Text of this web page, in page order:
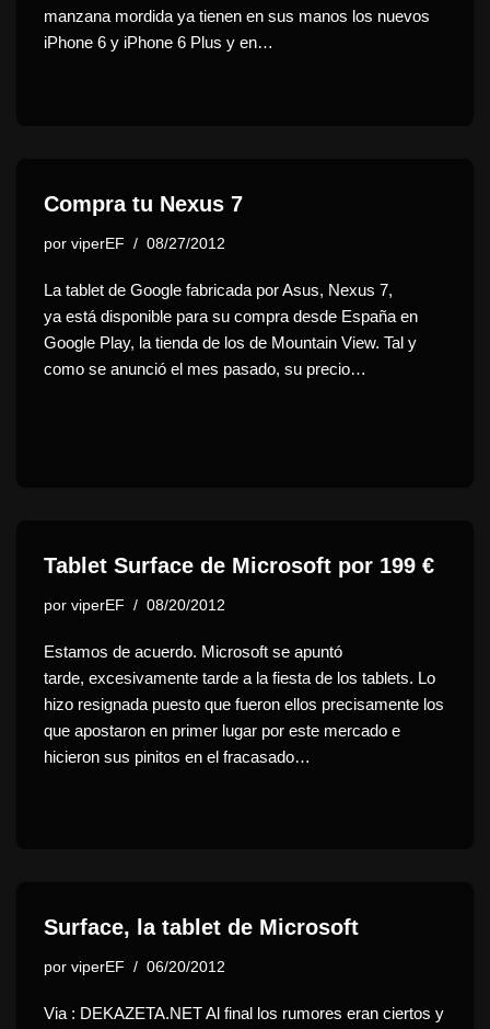
manzana mordida ya tienen en sus manos los nuevos
iPhone 6 y iPhone 6 Plus y en…
Compra tu Nexus 7
por viperEF 08/27/2012
La tablet de Google fabricada por Asus, Nexus 7,
ya está disponible para su compra desde España en
Google Play, la tienda de los de Mountain View. Tal y
como se anunció el mes pasado, su precio…
Tablet Surface de Microsoft por 199 €
por viperEF 08/20/2012
Estamos de acuerdo. Microsoft se apuntó
tarde, excesivamente tarde a la fiesta de los tablets. Lo
hizo resignada puesto que fueron ellos precisamente los
que apostaron en primer lugar por este mercado e
hicieron sus pinitos en el fracasado…
Surface, la tablet de Microsoft
por viperEF 06/20/2012
Via : DEKAZETA.NET Al final los rumores eran ciertos y